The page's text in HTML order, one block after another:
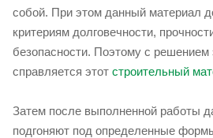
собой. При этом данный материал
критериям долговечности,
безопасности. Поэтому с решением
справляется этот строительный
Затем после выполненной работы
подгоняют под определенные